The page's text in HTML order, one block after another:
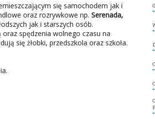
się samochodem jak i
oraz rozrywkowe np. Serenada,
jak i starszych osób.
spędzenia wolnego czasu na
się żłobki, przedszkola oraz szkoła.